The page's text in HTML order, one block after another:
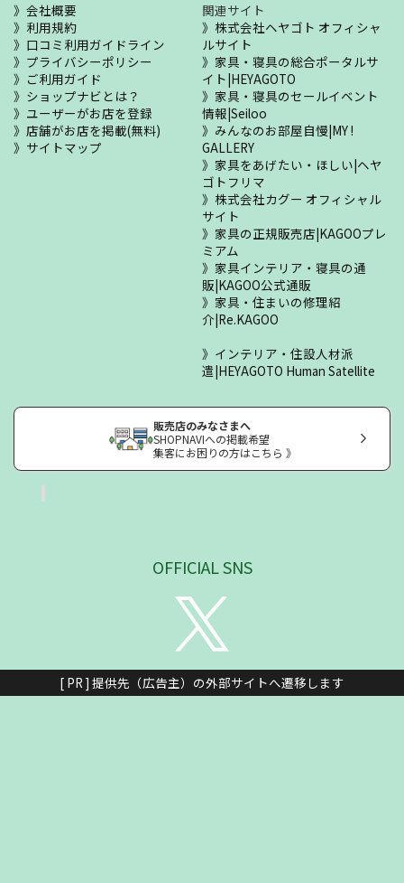
会社概要
利用規約
口コミ利用ガイドライン
プライバシーポリシー
ご利用ガイド
ショップナビとは？
ユーザーがお店を登録
店舗がお店を掲載(無料)
サイトマップ
関連サイト
株式会社ヘヤゴト オフィシャ
ルサイト
家具・寝具の総合ポータルサ
イト|HEYAGOTO
家具・寝具のセールイベント
情報|Seiloo
みんなのお部屋自慢|MY !
GALLERY
家具をあげたい・ほしい|ヘヤ
ゴトフリマ
株式会社カグー オフィシャル
サイト
家具の正規販売店|KAGOOプレ
ミアム
家具インテリア・寝具の通
販|KAGOO公式通販
家具・住まいの修理紹
介|Re.KAGOO
インテリア・住設人材派
遣|HEYAGOTO Human Satellite
販売店のみなさまへ
SHOPNAVIへの掲載希望
集客にお困りの方はこちら 》
OFFICIAL SNS
[ PR ] 提供先（広告主）の外部サイトへ遷移します